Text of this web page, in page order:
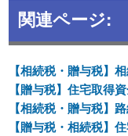
関連ページ:
【相続税・贈与税】
【贈与税】住宅取得
【相続税・贈与税】
【贈与税・相続税】